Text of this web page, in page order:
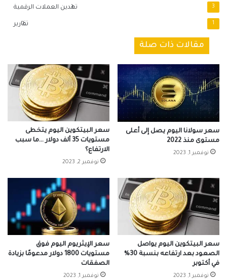
تعدين العملات الرقمية 3
تقارير 1
مقالات ذات صلة
سعر البيتكوين اليوم يتخطى
مستويات 35 ألف دولار …ما سبب
الارتفاع؟
نوفمبر 2, 2023
سعر سولانا اليوم يصل إلى أعلى
مستوى منذ 2022
نوفمبر 1, 2023
سعر الإيثريوم اليوم فوق
مستويات 1800 دولار مدعومًا بزيادة
الصفقات
نوفمبر 1, 2023
سعر البيتكوين اليوم يواصل
الصعود بعد ارتفاعه بنسبة 30%
في أكتوبر
نوفمبر 1, 2023